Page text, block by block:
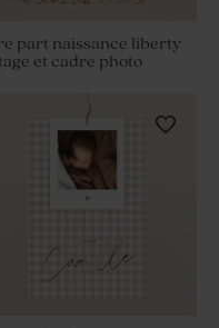
part naissance liberty
et cadre photo